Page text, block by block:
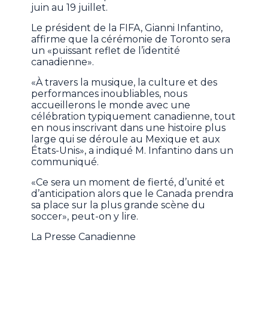
juin au 19 juillet.
Le président de la FIFA, Gianni Infantino,
affirme que la cérémonie de Toronto sera
un «puissant reflet de l’identité
canadienne».
«À travers la musique, la culture et des
performances inoubliables, nous
accueillerons le monde avec une
célébration typiquement canadienne, tout
en nous inscrivant dans une histoire plus
large qui se déroule au Mexique et aux
États-Unis», a indiqué M. Infantino dans un
communiqué.
«Ce sera un moment de fierté, d’unité et
d’anticipation alors que le Canada prendra
sa place sur la plus grande scène du
soccer», peut-on y lire.
La Presse Canadienne